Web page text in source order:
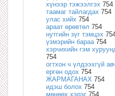
хүнээр тэжээлгэх 754
таамаг тайлагдах 754
улас хийх 754
араат өрөвтөл 754
нутгийн зүг тэмцэх
үзмэрийн бараа 754
хэрчихийн гэм
754
огтхон ч үлдээхгүй
ергөн одох 754
ЖАРМАГАНАХ 754
идэш болох 754
мөнөөх хэрэг 754